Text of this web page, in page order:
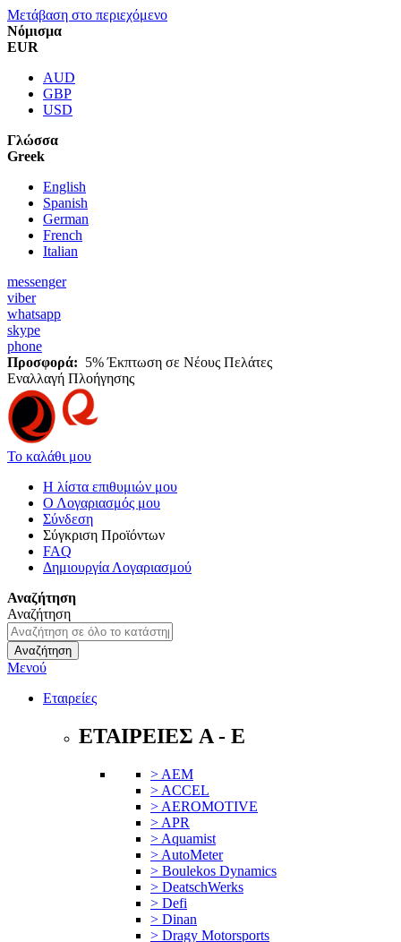
Μετάβαση στο περιεχόμενο
Νόμισμα
EUR
AUD
GBP
USD
Γλώσσα
Greek
English
Spanish
German
French
Italian
messenger
viber
whatsapp
skype
phone
Προσφορά: 5% Έκπτωση σε Νέους Πελάτες
Εναλλαγή Πλοήγησης
Το καλάθι μου
Η λίστα επιθυμιών μου
Ο Λογαριασμός μου
Σύνδεση
Σύγκριση Προϊόντων
FAQ
Δημιουργία Λογαριασμού
Αναζήτηση
Αναζήτηση
Αναζήτηση
Μενού
Εταιρείες
ΕΤΑΙΡΕΙΕΣ A - E
> AEM
> ACCEL
> AEROMOTIVE
> APR
> Aquamist
> AutoMeter
> Boulekos Dynamics
> DeatschWerks
> Defi
> Dinan
> Dragy Motorsports